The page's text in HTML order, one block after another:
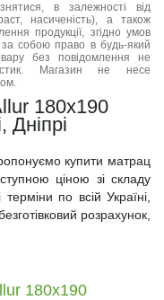
в залежності від
насиченість), а також
продукції, згідно умов
собою право в будь-який
без повідомлення не
Магазин не несе
180x190
Дніпрі
купити матрац
ціною зі складу
по всій Україні,
розрахунок,
180x190